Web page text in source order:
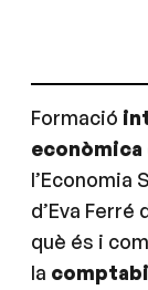
Formació
econòmica
l’Economia
d’Eva Ferré
què és i
la